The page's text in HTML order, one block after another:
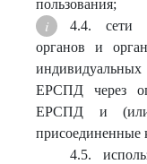
пользования;
4.4. сети
органов и
индивидуальных
ЕРСПД через
ЕРСПД и (или)
присоединенные
4.5.